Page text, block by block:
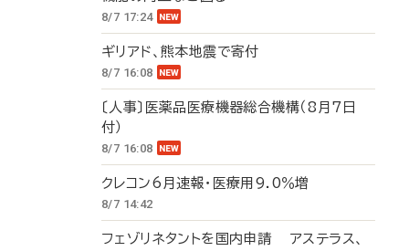
8/7 17:24
ギリアド、熊本地震で寄付
8/7 16:08
〔人事〕医薬品医療機器総合機構（8月7日
付）
8/7 16:08
クレコン6月速報・医療用9.0％増
8/7 14:42
フェゾリネタントを国内申請 アステラス、